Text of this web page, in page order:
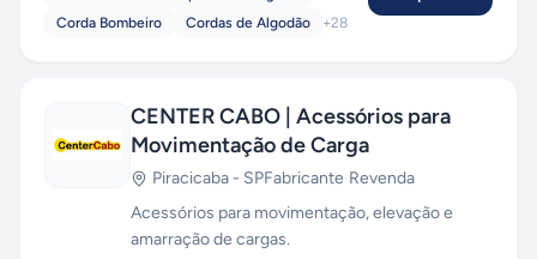
Corda Bombeiro
Cordas de Algodão +28
CENTER CABO | Acessórios para
Movimentação de Carga
Piracicaba - SPFabricante·Revenda
Acessórios para movimentação, elevação e
amarração de cargas.